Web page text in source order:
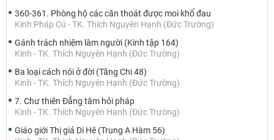
360-361. Phòng hộ các căn thoát được moi khổ đau
Kinh Pháp Cú - TK. Thích Nguyên Hạnh (Đức Trường)
Gánh trách nhiệm làm người (Kinh tập 164)
Kinh - TK. Thích Nguyên Hạnh (Đức Trường)
Ba loại cách nói ở đời (Tăng Chi 48)
Kinh - TK. Thích Nguyên Hạnh (Đức Trường)
7. Chư thiên Đẳng tâm hỏi pháp
Kinh - TK. Thích Nguyên Hạnh (Đức Trường)
Giáo giới Thị giả Di Hê (Trung A Hàm 56)